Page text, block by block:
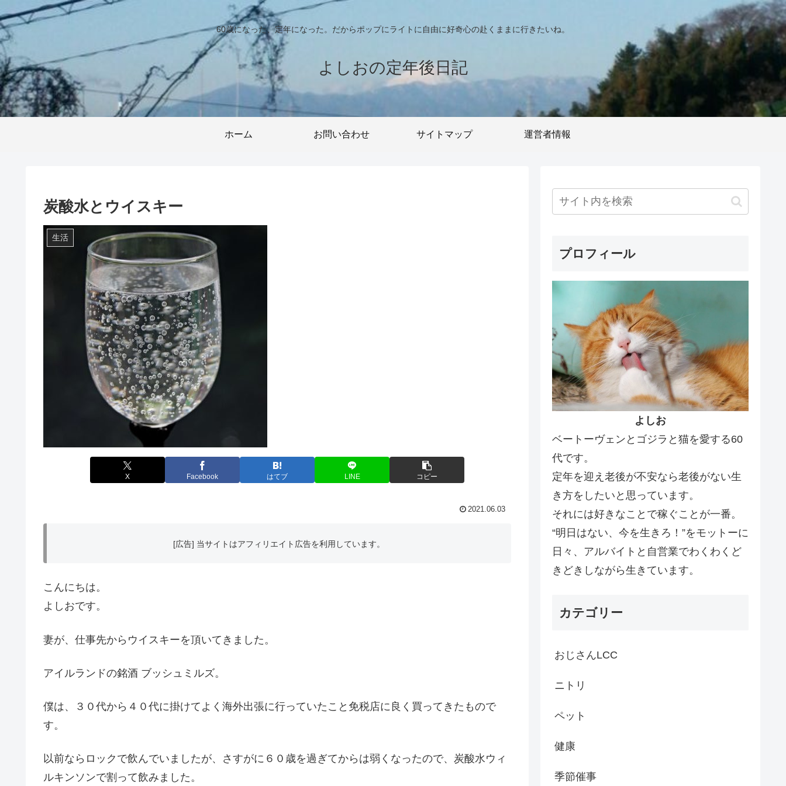
60歳になった、定年になった。だからポップにライトに自由に好奇心の赴くままに行きたいね。
よしおの定年後日記
ホーム お問い合わせ サイトマップ 運営者情報
炭酸水とウイスキー
生活
X Facebook はてブ LINE コピー
2021.06.03
[広告] 当サイトはアフィリエイト広告を利用しています。
こんにちは。
よしおです。
妻が、仕事先からウイスキーを頂いてきました。
アイルランドの銘酒 ブッシュミルズ。
僕は、３０代から４０代に掛けてよく海外出張に行っていたこと免税店に良く買ってきたもので
す。
以前ならロックで飲んでいましたが、さすがに６０歳を過ぎてからは弱くなったので、炭酸水ウィ
ルキンソンで割って飲みました。
プロフィール
よしお
ベートーヴェンとゴジラと猫を愛する60
代です。
定年を迎え老後が不安なら老後がない生
き方をしたいと思っています。
それには好きなことで稼ぐことが一番。
“明日はない、今を生きろ！”をモットーに
日々、アルバイトと自営業でわくわくど
きどきしながら生きています。
カテゴリー
おじさんLCC
ニトリ
ペット
健康
季節催事